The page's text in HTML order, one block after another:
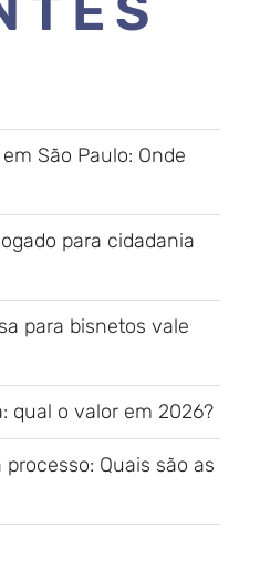
São Paulo: Onde
para cidadania
para bisnetos vale
qual o valor em 2026?
Quais são as